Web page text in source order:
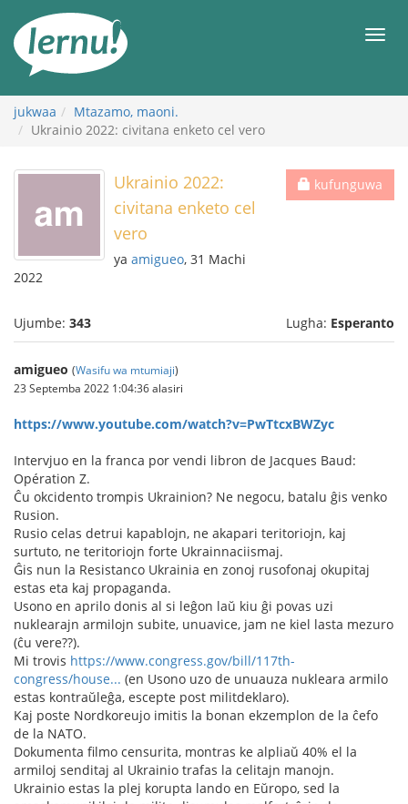
maudhui
jukwaa
Mtazamo, maoni.
Ukrainio 2022: civitana enketo cel vero
kufunguwa
Ukrainio 2022:
civitana enketo cel
vero
ya amigueo, 31 Machi
2022
Ujumbe: 343 Lugha: Esperanto
amigueo (Wasifu wa mtumiaji)
23 Septemba 2022 1:04:36 alasiri
https://www.youtube.com/watch?v=PwTtcxBWZyc
Intervjuo en la franca por vendi libron de Jacques Baud:
Opération Z.
Ĉu okcidento trompis Ukrainion? Ne negocu, batalu ĝis venko
Rusion.
Rusio celas detrui kapablojn, ne akapari teritoriojn, kaj
surtuto, ne teritoriojn forte Ukrainnaciismaj.
Ĝis nun la Resistanco Ukrainia en zonoj rusofonaj okupitaj
estas eta kaj propaganda.
Usono en aprilo donis al si leĝon laŭ kiu ĝi povas uzi
nuklearajn armilojn subite, unuavice, jam ne kiel lasta mezuro
(ĉu vere??).
Mi trovis https://www.congress.gov/bill/117th-
congress/house... (en Usono uzo de unuauza nukleara armilo
estas kontraŭleĝa, escepte post militdeklaro).
Kaj poste Nordkoreujo imitis la bonan ekzemplon de la ĉefo
de la NATO.
Dokumenta filmo censurita, montras ke alpliaŭ 40% el la
armiloj senditaj al Ukrainio trafas la celitajn manojn.
Ukrainio estas la plej korupta lando en Eŭropo, sed la